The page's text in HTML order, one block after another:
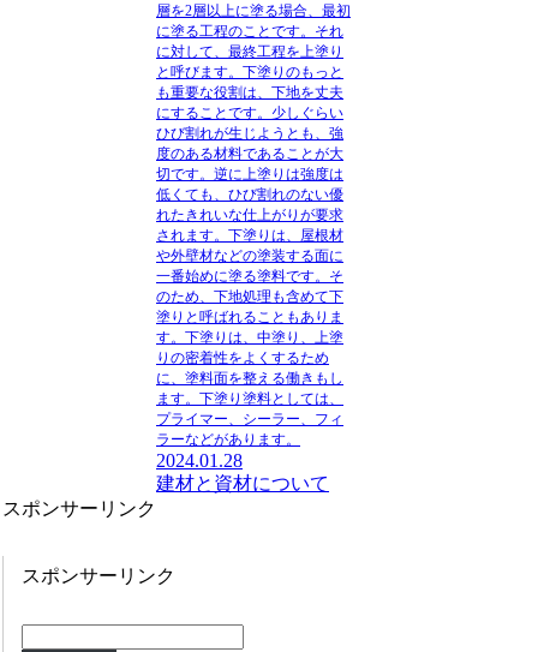
層を2層以上に塗る場合、最初
に塗る工程のことです。それ
に対して、最終工程を上塗り
と呼びます。下塗りのもっと
も重要な役割は、下地を丈夫
にすることです。少しぐらい
ひび割れが生じようとも、強
度のある材料であることが大
切です。逆に上塗りは強度は
低くても、ひび割れのない優
れたきれいな仕上がりが要求
されます。下塗りは、 屋根材
や外壁材などの塗装する面に
一番始めに塗る塗料です。そ
のため、下地処理も含めて下
塗りと呼ばれることもありま
す。下塗りは、中塗り、上塗
りの密着性をよくするため
に、塗料面を整える働きもし
ます。下塗り塗料としては、
プライマー、シーラー、フィ
ラーなどがあります。
2024.01.28
建材と資材について
スポンサーリンク
スポンサーリンク